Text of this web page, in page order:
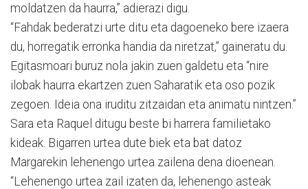
moldatzen da haurra,” adierazi digu.
“Fahdak bederatzi urte ditu eta dagoeneko bere izaera
du, horregatik erronka handia da niretzat,” gaineratu du.
Egitasmoari buruz nola jakin zuen galdetu eta “nire
ilobak haurra ekartzen zuen Saharatik eta oso pozik
zegoen. Ideia ona iruditu zitzaidan eta animatu nintzen.”
Sara eta Raquel ditugu beste bi harrera familietako
kideak. Bigarren urtea dute biek eta bat datoz
Margarekin lehenengo urtea zailena dena dioenean.
“Lehenengo urtea zail izaten da, lehenengo asteak